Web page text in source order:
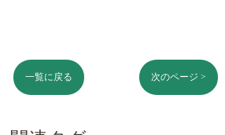
一覧に戻る 次のページ >